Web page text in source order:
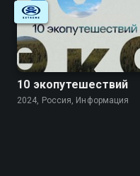
10 экопутешествий
2024, Россия, Информация